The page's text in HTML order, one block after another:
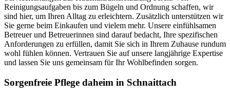
Reinigungsaufgaben bis zum Bügeln und Ordnung schaffen, wir
sind hier, um Ihren Alltag zu erleichtern. Zusätzlich unterstützen wir
Sie gerne beim Einkaufen und vielem mehr. Unsere einfühlsamen
Betreuer und Betreuerinnen sind darauf bedacht, Ihre spezifischen
Anforderungen zu erfüllen, damit Sie sich in Ihrem Zuhause rundum
wohl fühlen können. Vertrauen Sie auf unsere langjährige Expertise
und lassen Sie uns gemeinsam für Ihr Wohlbefinden sorgen.
Sorgenfreie Pflege daheim in Schnaittach